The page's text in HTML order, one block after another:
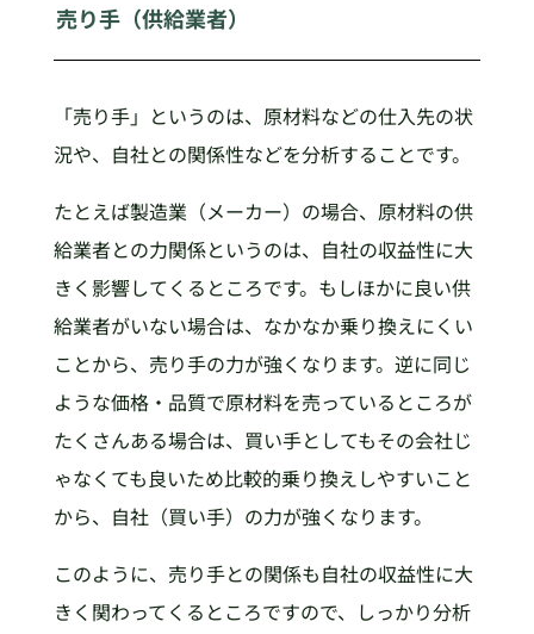
売り手（供給業者）
「売り手」というのは、原材料などの仕入先の状
況や、自社との関係性などを分析することです。
たとえば製造業（メーカー）の場合、原材料の供
給業者との力関係というのは、自社の収益性に大
きく影響してくるところです。もしほかに良い供
給業者がいない場合は、なかなか乗り換えにくい
ことから、売り手の力が強くなります。逆に同じ
ような価格・品質で原材料を売っているところが
たくさんある場合は、買い手としてもその会社じ
ゃなくても良いため比較的乗り換えしやすいこと
から、自社（買い手）の力が強くなります。
このように、売り手との関係も自社の収益性に大
きく関わってくるところですので、しっかり分析